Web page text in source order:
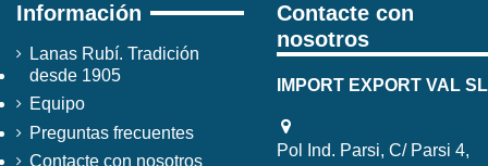
Información
Lanas Rubí. Tradición
desde 1905
Equipo
Preguntas frecuentes
Contacte con nosotros
Contacte con
nosotros
IMPORT EXPORT VAL SL
Pol Ind. Parsi, C/ Parsi 4,